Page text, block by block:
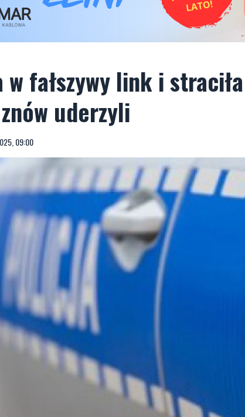
w fałszywy link i
uderzyli
09:00